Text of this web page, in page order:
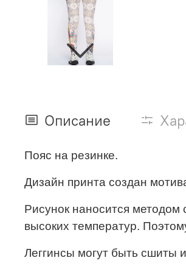
Описание
Пояс на резинке.
Дизайн принта создан
Рисунок наносится методом
высоких температур.
Леггинсы могут быть сшиты